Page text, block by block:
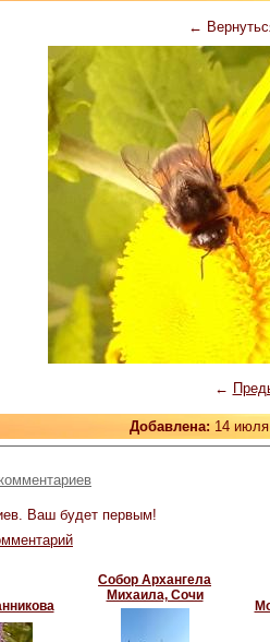
←
←
Добавлена: 14
Ваш будет первым!
Собор Архангела
Михаила, Сочи